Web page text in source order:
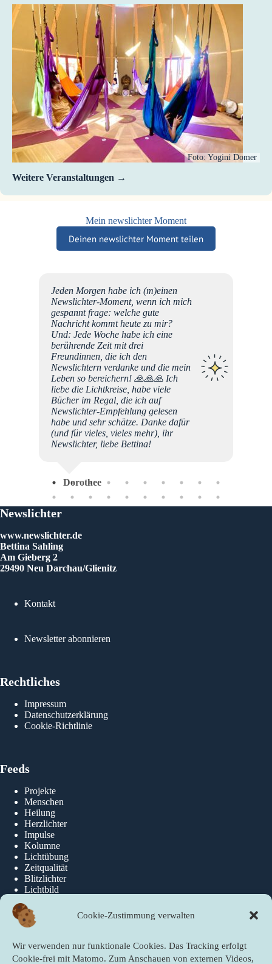
Cookie-Zustimmung verwalten
Wir verwenden nur funktionale Cookies. Das Tracking erfolgt
Cookie-frei mit Matomo. Zum Anschauen von externen Videos,
Foto: Yogini Domer
Weitere Veranstaltungen
Mein newslichter Moment
Deinen newslichter Moment teilen
Jeden Morgen habe ich (m)einen
Newslichter-Moment, wenn ich mich
gespannt frage: welche gute
Nachricht kommt heute zu mir?
Und: Jede Woche habe ich eine
berührende Zeit mit drei
Freundinnen, die ich den
Newslichtern verdanke und die mein
Leben so bereichern! 🙏🙏🙏 Ich
liebe die Lichtkreise, habe viele
Bücher im Regal, die ich auf
Newslichter-Empfehlung gelesen
habe und sehr schätze. Danke dafür
(und für vieles, vieles mehr), ihr
Newslichter, liebe Bettina!
Dorothee
Newslichter
www.newslichter.de
Bettina Sahling
Am Gieberg 2
29490 Neu Darchau/Glienitz
Kontakt
Newsletter abonnieren
Rechtliches
Impressum
Datenschutzerklärung
Cookie-Richtlinie
Feeds
Projekte
Menschen
Heilung
Herzlichter
Impulse
Kolumne
Lichtübung
Zeitqualität
Blitzlichter
Lichtbild
Über Uns